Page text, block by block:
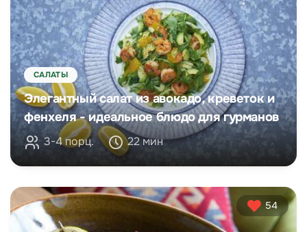
САЛАТЫ
Элегантный салат из авокадо, креветок и
фенхеля - идеальное блюдо для гурманов
3-4 порц. 22 мин
54